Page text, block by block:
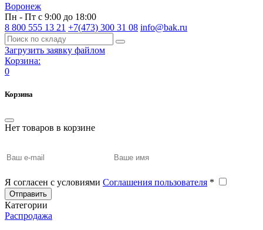
Воронеж
Пн - Пт с 9:00 до 18:00
8 800 555 13 21 +7(473) 300 31 08 info@bak.ru
Загрузить заявку файлом
Корзина:
0
Корзина
Нет товаров в корзине
Я согласен с условиями Соглашения пользователя *
Отправить
Категории
Распродажа